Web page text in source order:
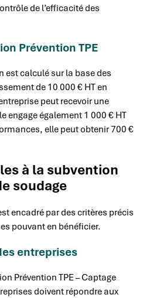
de l’efficacité des
Prévention TPE
est calculé sur la base des
de 10 000 € HT en
peut recevoir une
engage également 1 000 € HT
elle peut obtenir 700 €
à la subvention
soudage
encadré par des critères précis
pouvant en bénéficier.
entreprises
Prévention TPE – Captage
doivent répondre aux